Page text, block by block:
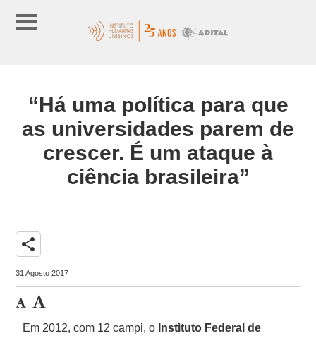
“Há uma política para que
as universidades parem de
crescer. É um ataque à
ciência brasileira”
share
31 Agosto 2017
Em 2012, com 12 campi, o Instituto Federal de